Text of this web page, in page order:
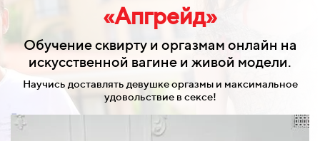
«Апгрейд»
Обучение сквирту и оргазмам онлайн на
искусственной вагине и живой модели.
Научись доставлять девушке оргазмы и максимальное
удовольствие в сексе!